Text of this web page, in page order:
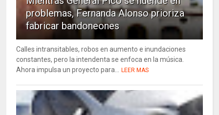
problemas, Fernanda Alonso prioriza
fabricar bandoneones
Calles intransitables, robos en aumento e inundaciones
constantes, pero la intendenta se enfoca en la música.
Ahora impulsa un proyecto para...
LEER MAS